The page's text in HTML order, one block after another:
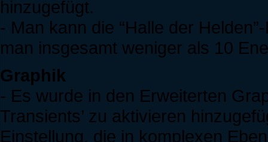
hinzugefügt.
- Man kann die “Halle der
man insgesamt weniger als 10
Graphik
- Es wurde in den Erweiterten
Transients’ zu aktivieren
Einstellung, die in komplexen